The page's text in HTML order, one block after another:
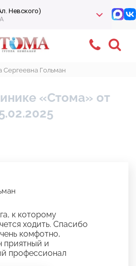
Невского)
Сергеевна Гольман
«Стома» от
к которому
ходить. Спасибо
комфотно,
приятный и
профессионал